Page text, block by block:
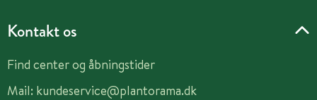
Kontakt os
Find center og åbningstider
Mail: kundeservice@plantorama.dk